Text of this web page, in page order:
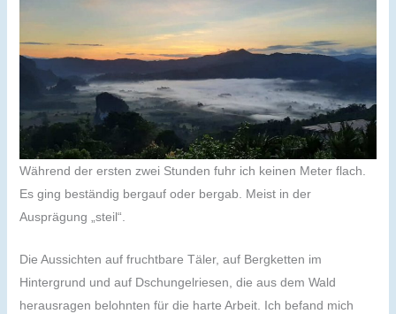
Während der ersten zwei Stunden fuhr ich keinen Meter flach.
Es ging beständig bergauf oder bergab. Meist in der
Ausprägung „steil“.
Die Aussichten auf fruchtbare Täler, auf Bergketten im
Hintergrund und auf Dschungelriesen, die aus dem Wald
herausragen belohnten für die harte Arbeit. Ich befand mich